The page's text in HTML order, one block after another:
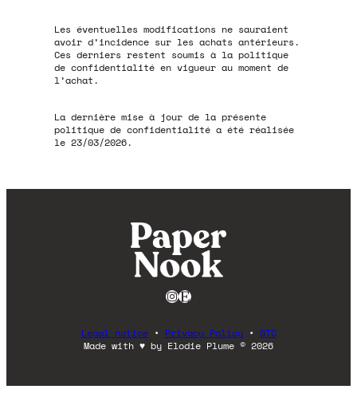
Les éventuelles modifications ne sauraient
avoir d’incidence sur les achats antérieurs.
Ces derniers restent soumis à la politique
de confidentialité en vigueur au moment de
l’achat.
La dernière mise à jour de la présente
politique de confidentialité a été réalisée
le 23/03/2026.
Instagram
Etsy
Legal notice• Privacy Policy• GTC
Made with ♥ by Elodie Plume © 2026